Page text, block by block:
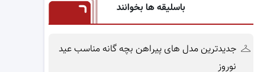
باسلیقه ها بخوانند
جدیدترین مدل های پیراهن بچه گانه مناسب عید
نوروز